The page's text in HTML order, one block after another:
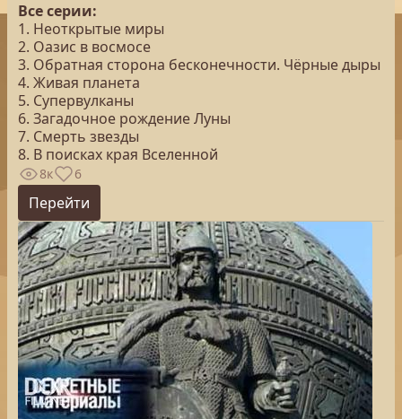
Все серии:
1. Неоткрытые миры
2. Оазис в восмосе
3. Обратная сторона бесконечности. Чёрные дыры
4. Живая планета
5. Супервулканы
6. Загадочное рождение Луны
7. Смерть звезды
8. В поисках края Вселенной
8к 6
Перейти